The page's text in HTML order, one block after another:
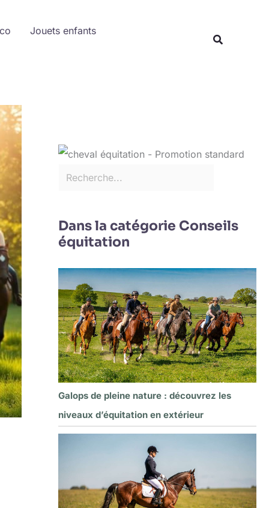
Jouets enfants
Dans la catégorie Conseils
équitation
Galops de pleine nature : découvrez les
niveaux d’équitation en extérieur